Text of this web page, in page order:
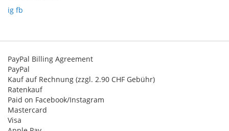
ig fb
PayPal Billing Agreement
PayPal
Kauf auf Rechnung (zzgl. 2.90 CHF Gebühr)
Ratenkauf
Paid on Facebook/Instagram
Mastercard
Visa